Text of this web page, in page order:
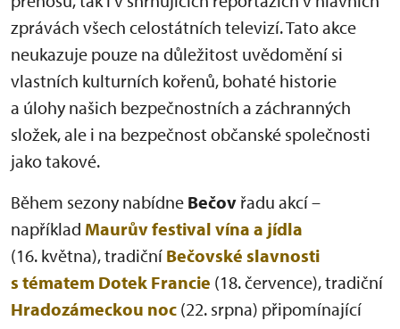
zprávách všech celostátních televizí. Tato akce
neukazuje pouze na důležitost uvědomění si
vlastních kulturních kořenů, bohaté historie
a úlohy našich bezpečnostních a záchranných
složek, ale i na bezpečnost občanské společnosti
jako takové.
Během sezony nabídne Bečov řadu akcí –
například Maurův festival vína a jídla
(16. května), tradiční Bečovské slavnosti
s tématem Dotek Francie (18. července), tradiční
Hradozámeckou noc (22. srpna) připomínající